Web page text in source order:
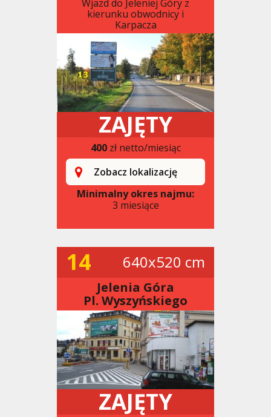
Wjazd do Jeleniej Góry z
kierunku obwodnicy i
Karpacza
ZAJĘTY
400zł netto/miesiąc
Zobacz lokalizację
Minimalny okres najmu:
3 miesiące
14 640x520 cm
Jelenia Góra
Pl. Wyszyńskiego
ZAJĘTY